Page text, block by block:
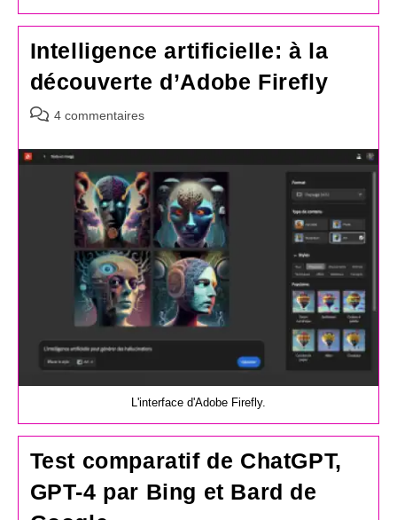
Intelligence artificielle: à la
découverte d’Adobe Firefly
Commentaires
la
publication :
4 commentaires
L'interface d'Adobe Firefly.
Test comparatif de ChatGPT,
GPT-4 par Bing et Bard de